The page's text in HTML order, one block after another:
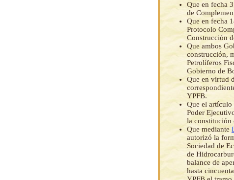
Que en fecha
de
Que en fecha
Protocolo
Construcción
Que ambos
construcción,
Petrolíferos
Gobierno de
Que en virtud
YPFB.
Que el artículo
Poder
la constitución
Que mediante
autorizó la
Sociedad de
de
balance de
hasta